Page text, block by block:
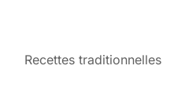
Recettes traditionnelles